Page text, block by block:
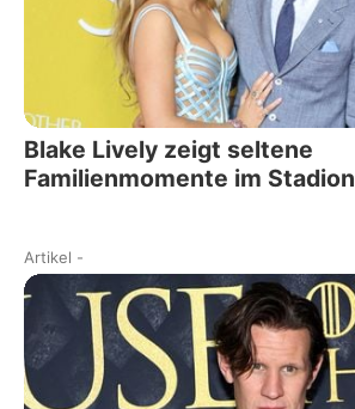
Blake Lively zeigt seltene
Familienmomente im Stadion
Artikel -